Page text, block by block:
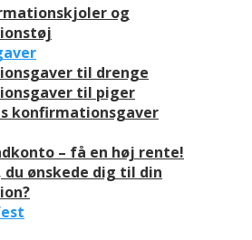
og
til drenge
til piger
konfirmationsgaver
– få en høj rente!
du ønskede dig til din